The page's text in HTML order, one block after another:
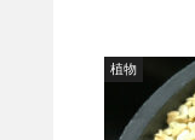
植物